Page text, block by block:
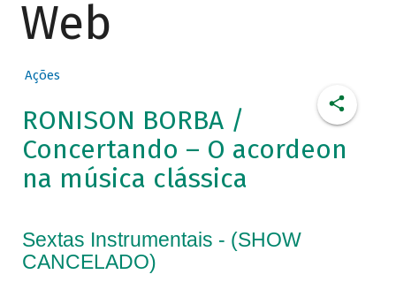
Web
Ações
RONISON BORBA /
Concertando – O acordeon
na música clássica
Sextas Instrumentais - (SHOW
CANCELADO)